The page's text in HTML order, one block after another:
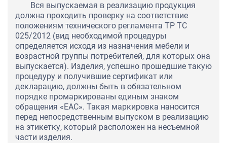
Вся выпускаемая в реализацию продукция
должна проходить проверку на соответствие
положениям технического регламента ТР ТС
025/2012 (вид необходимой процедуры
определяется исходя из назначения мебели и
возрастной группы потребителей, для которых она
выпускается). Изделия, успешно прошедшие такую
процедуру и получившие сертификат или
декларацию, должны быть в обязательном
порядке промаркированы единым знаком
обращения «ЕАС». Такая маркировка наносится
перед непосредственным выпуском в реализацию
на этикетку, который расположен на несъемной
части изделия.